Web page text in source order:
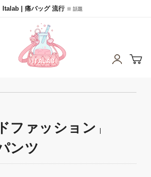
Italab | 痛バッグ 流行 ※ 話題
ファッション
ンツ